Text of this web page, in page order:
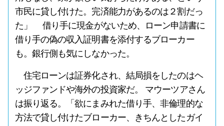
市民に貸し付けた。完済能力があるのは２割だっ
た」 借り手に現金がないため、ローン申請書に
借り手の偽の収入証明書を添付するブローカー
も。銀行側も気にしなかった。
住宅ローンは証券化され、結局損をしたのはヘ
ッジファンドや海外の投資家だ。 マウーツアさん
は振り返る。「欲にまみれた借り手、非倫理的な
方法で貸し付けたブローカー、きちんとしたガイ